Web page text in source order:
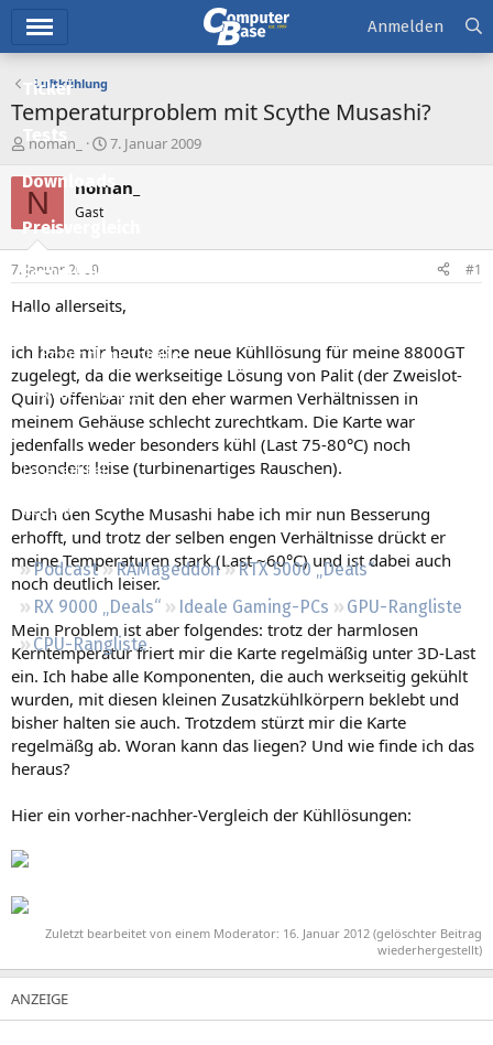
Ticker
Downloads
Preisvergleich
Forum
Aktuelles
Empfohlene Inhalte
Neue Beiträge
Neueste Aktivitäten
Leserartikel
Regeln
Podcast RAMageddon
RTX 5000 „Deals“
RX 9000 „Deals“
Ideale Gaming-PCs
GPU-Rangliste
CPU-Rangliste
Anmelden
Luftkühlung
Temperaturproblem mit Scythe Musashi?
E
s
t
e
e
r
noman_
E
s
t
a
7. Januar 2009
N noman_
Gast
7. Januar 2009 #1
Hallo allerseits,
ich habe mir heute eine neue Kühllösung für meine 8800GT
zugelegt, da die werkseitige Lösung von Palit (der Zweislot-
Quirl) offenbar mit den eher warmen Verhältnissen in
meinem Gehäuse schlecht zurechtkam. Die Karte war
jedenfalls weder besonders kühl (Last 75-80°C) noch
besonders leise (turbinenartiges Rauschen).
Durch den Scythe Musashi habe ich mir nun Besserung
erhofft, und trotz der selben engen Verhältnisse drückt er
meine Temperaturen stark (Last ~60°C) und ist dabei auch
noch deutlich leiser.
Mein Problem ist aber folgendes: trotz der harmlosen
Kerntemperatur friert mir die Karte regelmäßig unter 3D-Last
ein. Ich habe alle Komponenten, die auch werkseitig gekühlt
wurden, mit diesen kleinen Zusatzkühlkörpern beklebt und
bisher halten sie auch. Trotzdem stürzt mir die Karte
regelmäßg ab. Woran kann das liegen? Und wie finde ich das
heraus?
Hier ein vorher-nachher-Vergleich der Kühllösungen:
Zuletzt bearbeitet von einem Moderator: 16. Januar 2012 (gelöschter Beitrag
wiederhergestellt)